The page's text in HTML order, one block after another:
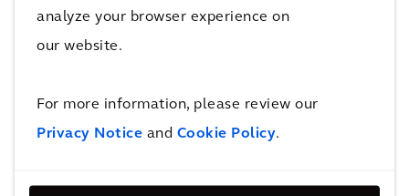
analyze your browser experience on
our website.
For more information, please review our
Privacy Notice and Cookie Policy.